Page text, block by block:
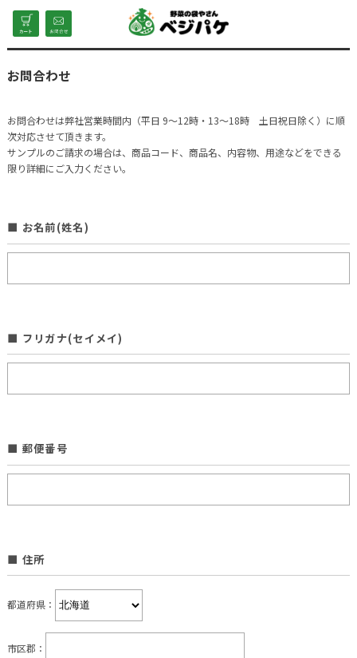
お問合わせ
お問合わせは弊社営業時間内（平日 9～12時・13～18時 土日祝日除く）に順
次対応させて頂きます。
サンプルのご請求の場合は、商品コード、商品名、内容物、用途などをできる
限り詳細にご入力ください。
■ お名前(姓名)
■ フリガナ(セイメイ)
■ 郵便番号
■ 住所
都道府県：
市区郡：